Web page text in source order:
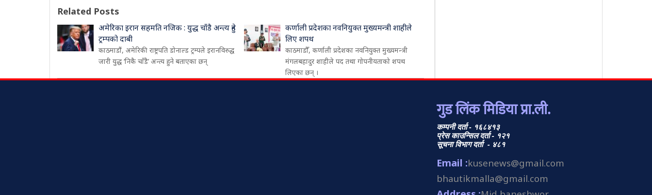
Related Posts
अमेरिका इरान सहमति नजिक : युद्ध चाँडै अन्त्य हुने
ट्रम्पको दाबी
काठमाडौं, अमेरिकी राष्ट्रपति डोनाल्ड ट्रम्पले इरानविरुद्ध
जारी युद्ध ‘निकै चाँडै’ अन्त्य हुने बताएका छन्
कर्णाली प्रदेशका नवनियुक्त मुख्यमन्त्री शाहीले
लिए शपथ
काठमाडौँ, कर्णाली प्रदेशका नवनियुक्त मुख्यमन्त्री
मंगलबहादुर शाहीले पद तथा गोपनीयताको शपथ
लिएका छन् ।
गुड लिंक मिडिया प्रा.ली.
कम्पनी दर्ता - १६८४१३
प्रेस काउन्सिल दर्ता - १२१
सूचना विभाग दर्ता - ४८१
Email :kusenews@gmail.com
bhautikmalla@gmail.com